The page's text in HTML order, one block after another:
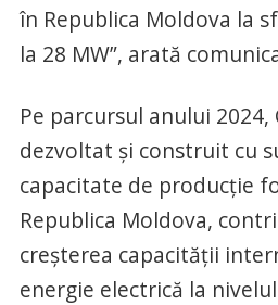
în Republica Moldova la
la 28 MW”, arată
Pe parcursul anului 2024,
dezvoltat și construit cu
capacitate de producție
Republica Moldova,
creșterea capacității
energie electrică la